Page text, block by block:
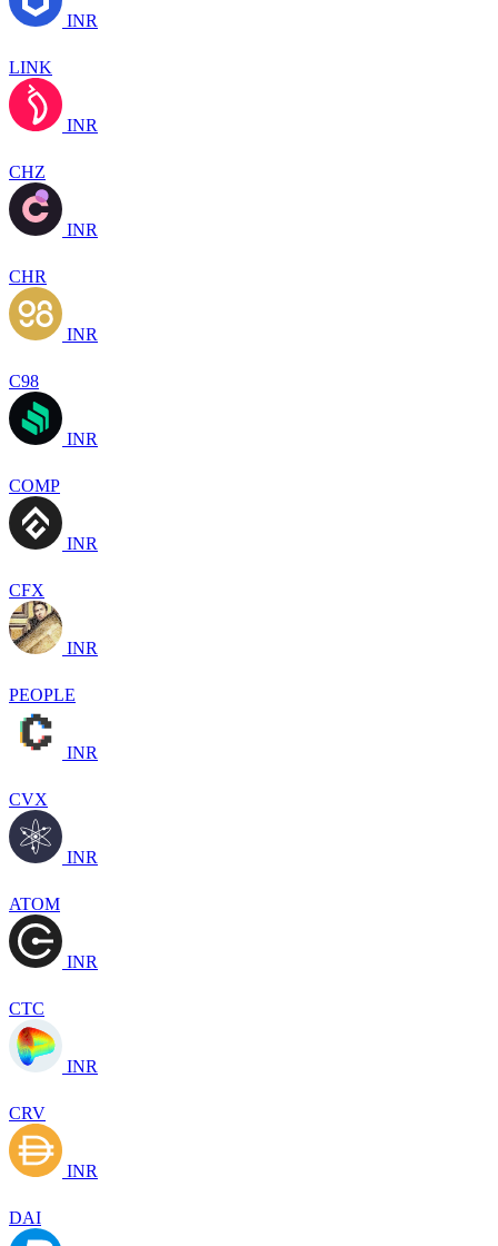
INR
LINK
INR
CHZ
INR
CHR
INR
C98
INR
COMP
INR
CFX
INR
PEOPLE
INR
CVX
INR
ATOM
INR
CTC
INR
CRV
INR
DAI